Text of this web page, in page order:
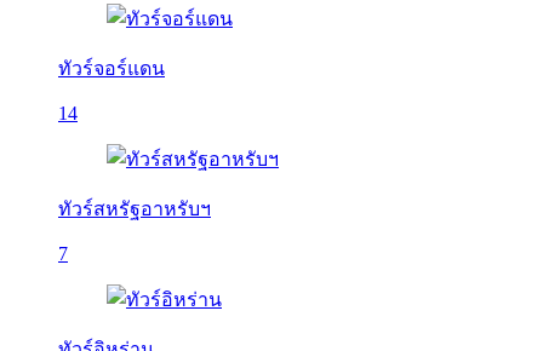
ทัวร์จอร์แดน
14
ทัวร์สหรัฐอาหรับฯ
7